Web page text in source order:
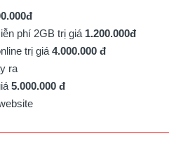
phí 2GB trị giá 1.200.000đ
trị giá 4.000.000 đ
ra
5.000.000 đ